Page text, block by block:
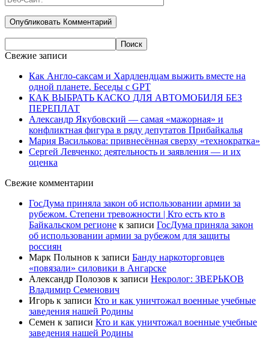
Свежие записи
Как Англо-саксам и Хардлендцам выжить вместе на
одной планете. Беседы с GPT
КАК ВЫБРАТЬ КАСКО ДЛЯ АВТОМОБИЛЯ БЕЗ
ПЕРЕПЛАТ
Александр Якубовский — самая «мажорная» и
конфликтная фигура в ряду депутатов Прибайкалья
Мария Василькова: привнесённая сверху «технократка»
Сергей Левченко: деятельность и заявления — и их
оценка
Свежие комментарии
ГосДума приняла закон об использовании армии за
рубежом. Степени тревожности | Кто есть кто в
Байкальском регионе к записи ГосДума приняла закон
об использовании армии за рубежом для защиты
россиян
Марк Полынов к записи Банду наркоторговцев
«повязали» силовики в Ангарске
Александр Полозов к записи Некролог: ЗВЕРЬКОВ
Владимир Семенович
Игорь к записи Кто и как уничтожал военные учебные
заведения нашей Родины
Семен к записи Кто и как уничтожал военные учебные
заведения нашей Родины